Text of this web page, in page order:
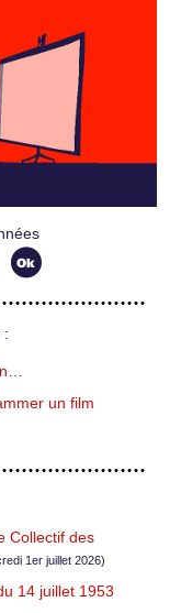
:
un film
Collectif des
1er juillet 2026)
14 juillet 1953